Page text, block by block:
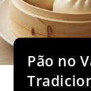
Pão no